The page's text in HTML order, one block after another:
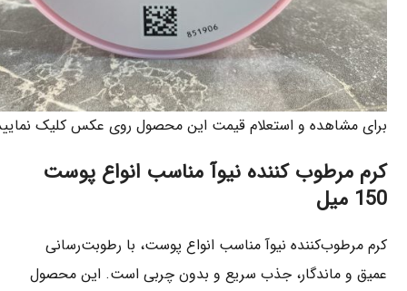
برای مشاهده و استعلام قیمت این محصول روی عکس کلیک
کرم مرطوب کننده نیوآ مناسب انواع پوست
150 میل
کرم مرطوب‌کننده نیوآ مناسب انواع پوست، با رطوبت‌رسانی
عمیق و ماندگار، جذب سریع و بدون چربی است. این محصول